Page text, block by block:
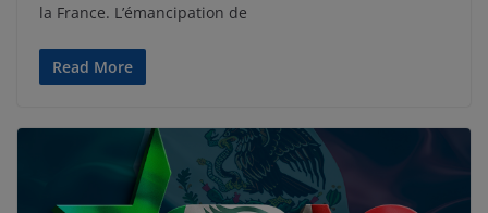
la France. L’émancipation de
Read More